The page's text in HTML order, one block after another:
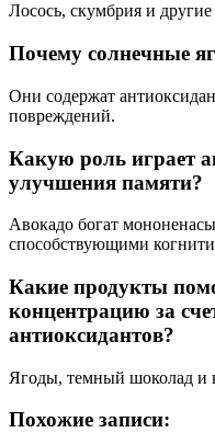
Лосось, скумбрия и
Почему солнечные
Они содержат
повреждений.
Какую роль играет
улучшения памяти?
Авокадо богат
способствующими
Какие продукты
концентрацию за
антиоксидантов?
Ягоды, темный шоколад и
Похожие записи: